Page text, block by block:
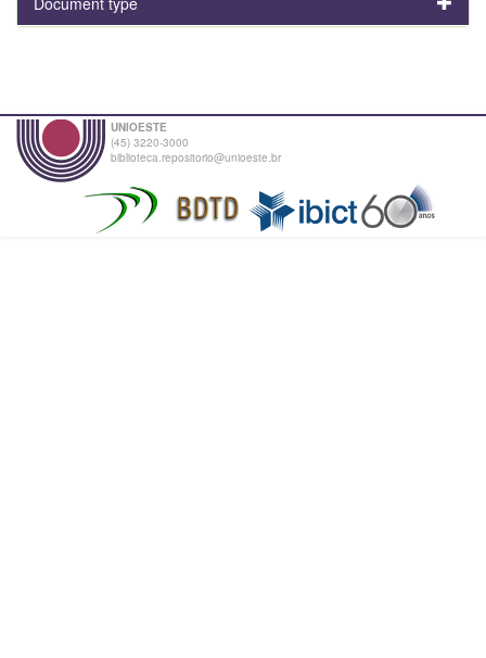
UNIOESTE
(45) 3220-3000
biblioteca.repositorio@unioeste.br